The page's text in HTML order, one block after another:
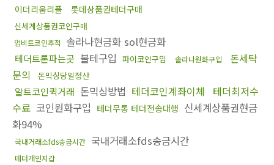
이더리움리플
롯데상품권테더구매
신세계상품권코인구매
업비트코인추적 솔라나현금화 sol현금화
테더트론파는곳 블테구입 파이코인구입 솔라나원화구입
돈세탁
문의
돈믹싱당일정산
알트코인퀵거래 돈믹싱방법 테더코인계좌이체
테더최저수
수료 코인원화구입 테더무통 테더전송대행 신세계상품권현금
화94%
국내거래소fds송금시간 국내거래소fds송금시간
테더개인지갑